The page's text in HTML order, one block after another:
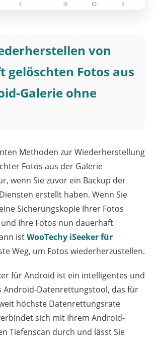
von
gelöschten Fotos aus
Galerie ohne
Methoden zur Wiederherstellung
Fotos aus der Galerie
wenn Sie zuvor ein Backup der
erstellt haben. Wenn Sie
Sicherungskopie Ihrer Fotos
Ihre Fotos nun dauerhaft
istWooTechy iSeeker für
Weg, um Fotos wiederherzustellen.
für Android ist ein intelligentes und
Android-Datenrettungstool, das für
höchste Datenrettungsrate
sich mit Ihrem Android-
Tiefenscan durch und lässt Sie